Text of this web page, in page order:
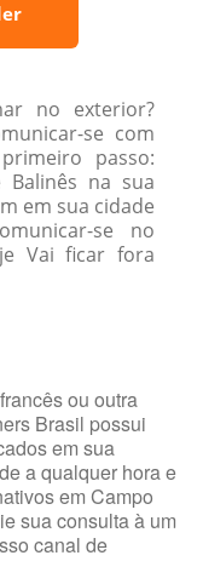
no exterior?
se com
passo:
na sua
em sua cidade
se no
Vai ficar fora
ou outra
Brasil possui
em sua
a qualquer hora e
em Campo
sua consulta à um
canal de